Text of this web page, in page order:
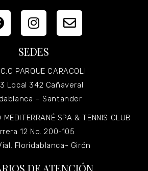
SEDES
PARQUE CARACOLI
Local 342 Cañaveral
– Santander
MEDITERRANÉ SPA & TENNIS CLUB
12 No. 200-105
Floridablanca- Girón
DE ATENCIÓN